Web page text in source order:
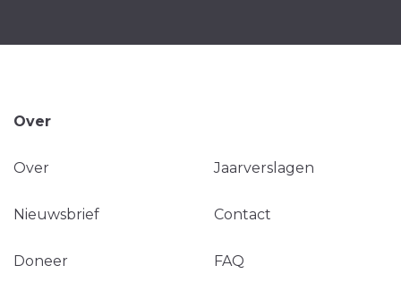
Over
Over Jaarverslagen
Nieuwsbrief Contact
Doneer FAQ